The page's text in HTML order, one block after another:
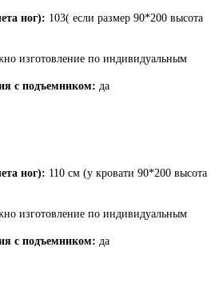
ног): 103( если размер 90*200 высота
изготовление по индивидуальным
с подъемником: да
ног): 110 см (у кровати 90*200 высота
изготовление по индивидуальным
с подъемником: да